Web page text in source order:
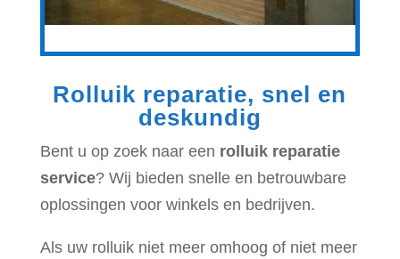
Rolluik reparatie, snel en
deskundig
Bent u op zoek naar een rolluik reparatie
service? Wij bieden snelle en betrouwbare
oplossingen voor winkels en bedrijven.
Als uw rolluik niet meer omhoog of niet meer